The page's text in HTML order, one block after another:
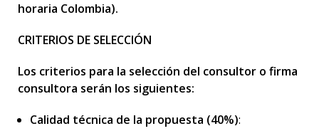
horaria Colombia).
CRITERIOS DE SELECCIÓN
Los criterios para la selección del consultor o firma
consultora serán los siguientes:
Calidad técnica de la propuesta (40%):